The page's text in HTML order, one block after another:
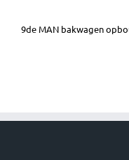
9de MAN bakwagen